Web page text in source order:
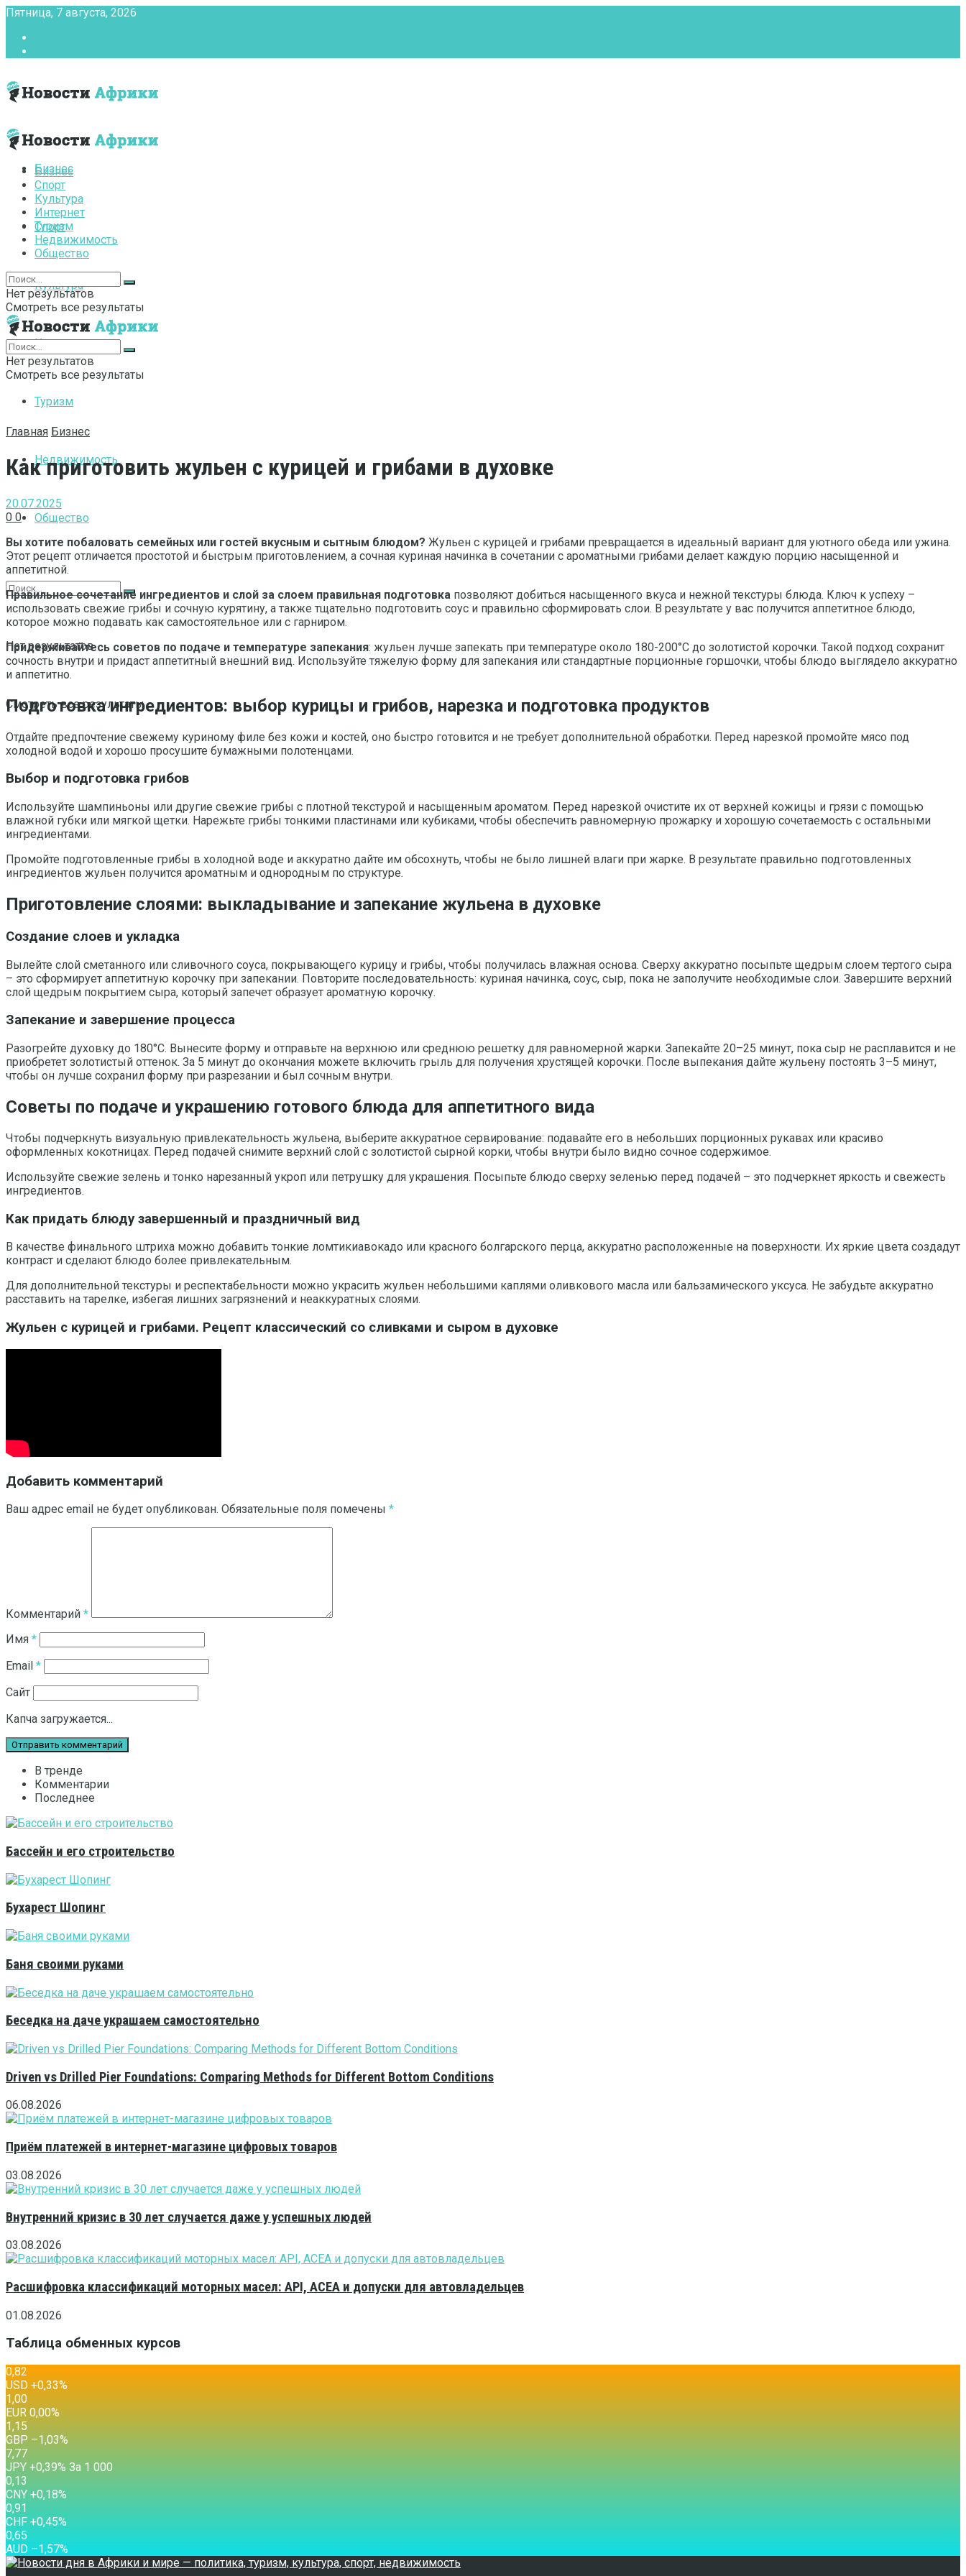
Пятница, 7 августа, 2026
Бизнес
Спорт
Культура
Интернет
Туризм
Недвижимость
Общество
Нет результатов
Смотреть все результаты
Бизнес
Спорт
Культура
Интернет
Туризм
Недвижимость
Общество
Нет результатов
Смотреть все результаты
Нет результатов
Смотреть все результаты
Главная Бизнес
Как приготовить жульен с курицей и грибами в духовке
20.07.2025
0 0
Вы хотите побаловать семейных или гостей вкусным и сытным блюдом? Жульен с курицей и грибами превращается в идеальный вариант для уютного обеда или ужина.
Этот рецепт отличается простотой и быстрым приготовлением, а сочная куриная начинка в сочетании с ароматными грибами делает каждую порцию насыщенной и
аппетитной.
Правильное сочетание ингредиентов и слой за слоем правильная подготовка позволяют добиться насыщенного вкуса и нежной текстуры блюда. Ключ к успеху –
использовать свежие грибы и сочную курятину, а также тщательно подготовить соус и правильно сформировать слои. В результате у вас получится аппетитное блюдо,
которое можно подавать как самостоятельное или с гарниром.
Придерживайтесь советов по подаче и температуре запекания: жульен лучше запекать при температуре около 180-200°C до золотистой корочки. Такой подход сохранит
сочность внутри и придаст аппетитный внешний вид. Используйте тяжелую форму для запекания или стандартные порционные горшочки, чтобы блюдо выглядело аккуратно
и аппетитно.
Подготовка ингредиентов: выбор курицы и грибов, нарезка и подготовка продуктов
Отдайте предпочтение свежему куриному филе без кожи и костей, оно быстро готовится и не требует дополнительной обработки. Перед нарезкой промойте мясо под
холодной водой и хорошо просушите бумажными полотенцами.
Выбор и подготовка грибов
Используйте шампиньоны или другие свежие грибы с плотной текстурой и насыщенным ароматом. Перед нарезкой очистите их от верхней кожицы и грязи с помощью
влажной губки или мягкой щетки. Нарежьте грибы тонкими пластинами или кубиками, чтобы обеспечить равномерную прожарку и хорошую сочетаемость с остальными
ингредиентами.
Промойте подготовленные грибы в холодной воде и аккуратно дайте им обсохнуть, чтобы не было лишней влаги при жарке. В результате правильно подготовленных
ингредиентов жульен получится ароматным и однородным по структуре.
Приготовление слоями: выкладывание и запекание жульена в духовке
Создание слоев и укладка
Вылейте слой сметанного или сливочного соуса, покрывающего курицу и грибы, чтобы получилась влажная основа. Сверху аккуратно посыпьте щедрым слоем тертого сыра
– это сформирует аппетитную корочку при запекании. Повторите последовательность: куриная начинка, соус, сыр, пока не заполучите необходимые слои. Завершите верхний
слой щедрым покрытием сыра, который запечет образует ароматную корочку.
Запекание и завершение процесса
Разогрейте духовку до 180°С. Вынесите форму и отправьте на верхнюю или среднюю решетку для равномерной жарки. Запекайте 20–25 минут, пока сыр не расплавится и не
приобретет золотистый оттенок. За 5 минут до окончания можете включить грыль для получения хрустящей корочки. После выпекания дайте жульену постоять 3–5 минут,
чтобы он лучше сохранил форму при разрезании и был сочным внутри.
Советы по подаче и украшению готового блюда для аппетитного вида
Чтобы подчеркнуть визуальную привлекательность жульена, выберите аккуратное сервирование: подавайте его в небольших порционных рукавах или красиво
оформленных кокотницах. Перед подачей снимите верхний слой с золотистой сырной корки, чтобы внутри было видно сочное содержимое.
Используйте свежие зелень и тонко нарезанный укроп или петрушку для украшения. Посыпьте блюдо сверху зеленью перед подачей – это подчеркнет яркость и свежесть
ингредиентов.
Как придать блюду завершенный и праздничный вид
В качестве финального штриха можно добавить тонкие ломтикиавокадо или красного болгарского перца, аккуратно расположенные на поверхности. Их яркие цвета создадут
контраст и сделают блюдо более привлекательным.
Для дополнительной текстуры и респектабельности можно украсить жульен небольшими каплями оливкового масла или бальзамического уксуса. Не забудьте аккуратно
расставить на тарелке, избегая лишних загрязнений и неаккуратных слоями.
Жульен с курицей и грибами. Рецепт классический со сливками и сыром в духовке
Добавить комментарий
Ваш адрес email не будет опубликован. Обязательные поля помечены *
Комментарий *
Имя *
Email *
Сайт
Капча загружается...
В тренде
Комментарии
Последнее
Бассейн и его строительство
Бухарест Шопинг
Баня своими руками
Беседка на даче украшаем самостоятельно
Driven vs Drilled Pier Foundations: Comparing Methods for Different Bottom Conditions
06.08.2026
Приём платежей в интернет-магазине цифровых товаров
03.08.2026
Внутренний кризис в 30 лет случается даже у успешных людей
03.08.2026
Расшифровка классификаций моторных масел: API, ACEA и допуски для автовладельцев
01.08.2026
Таблица обменных курсов
0,82
USD +0,33%
1,00
EUR 0,00%
1,15
GBP –1,03%
7,77
JPY +0,39% За 1 000
0,13
CNY +0,18%
0,91
CHF +0,45%
0,65
AUD –1,57%